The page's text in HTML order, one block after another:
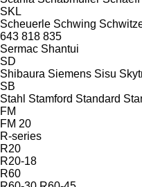
SKL
Scheuerle Schwing
643 818 835
Sermac Shantui
SD
Shibaura Siemens Sisu
SB
Stahl Stamford Standard
FM
FM 20
R-series
R20
R20-18
R60